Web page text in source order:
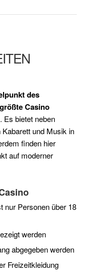
des
größte Casino
Es bietet neben
und Musik in
finden hier
auf moderner
nur Personen über 18
werden
abgegeben werden
Freizeitkleidung